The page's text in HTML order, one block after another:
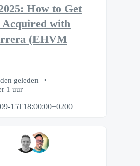
How to Get
with
(EHVM
geleden
1 uur
15T18:00:00+0200